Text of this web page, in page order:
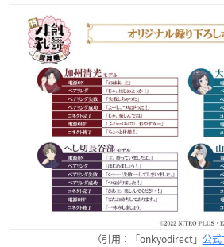
（引用：「onkyodirect」 公